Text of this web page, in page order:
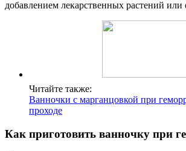
добавлением лекарственных растений или
Читайте также:
Ванночки с марганцовкой при
проходе
Как приготовить ванночку при